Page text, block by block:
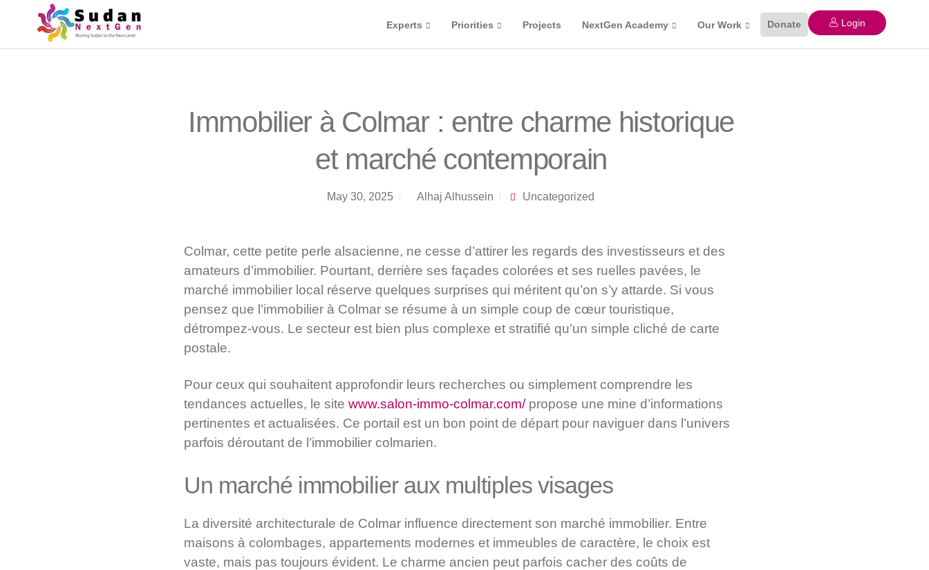
Experts Priorities Projects NextGen Academy Our Work Donate Login
Immobilier à Colmar : entre charme historique
et marché contemporain
May 30, 2025 Alhaj Alhussein Uncategorized
Colmar, cette petite perle alsacienne, ne cesse d’attirer les regards des investisseurs et des
amateurs d’immobilier. Pourtant, derrière ses façades colorées et ses ruelles pavées, le
marché immobilier local réserve quelques surprises qui méritent qu’on s’y attarde. Si vous
pensez que l’immobilier à Colmar se résume à un simple coup de cœur touristique,
détrompez-vous. Le secteur est bien plus complexe et stratifié qu’un simple cliché de carte
postale.
Pour ceux qui souhaitent approfondir leurs recherches ou simplement comprendre les
tendances actuelles, le site www.salon-immo-colmar.com/propose une mine d’informations
pertinentes et actualisées. Ce portail est un bon point de départ pour naviguer dans l’univers
parfois déroutant de l’immobilier colmarien.
Un marché immobilier aux multiples visages
La diversité architecturale de Colmar influence directement son marché immobilier. Entre
maisons à colombages, appartements modernes et immeubles de caractère, le choix est
vaste, mais pas toujours évident. Le charme ancien peut parfois cacher des coûts de